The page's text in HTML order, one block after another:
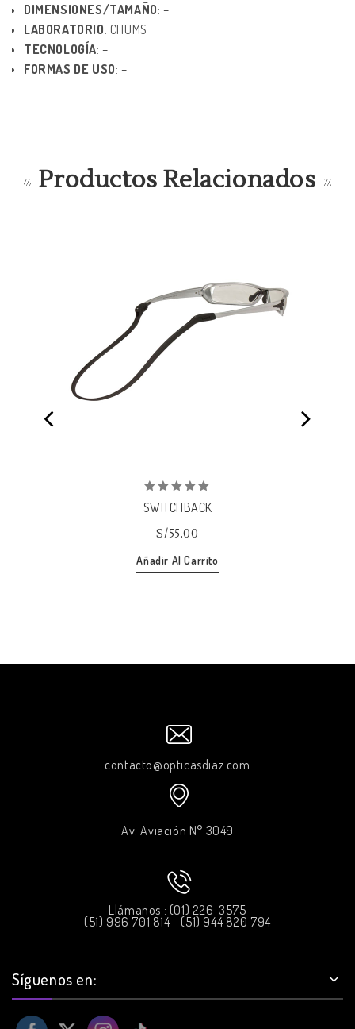
DIMENSIONES/TAMAÑO: –
LABORATORIO: CHUMS
TECNOLOGÍA: –
FORMAS DE USO: –
Productos Relacionados
0
out
SWITCHBACK
S/55.00
Añadir Al Carrito
contacto@opticasdiaz.com
Av. Aviación N° 3049
Llámanos : (01) 226-3575
(51) 996 701 814 - (51) 944 820 794
Síguenos en: